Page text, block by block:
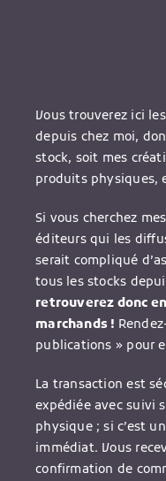
Vous trouverez ici
depuis chez moi,
stock, soit mes
produits physiques,
Si vous cherchez
éditeurs qui les
serait compliqué
tous les stocks
retrouverez donc
marchands !
publications » pour
La transaction est
expédiée avec suivi
physique ; si c’est
immédiat. Vous
confirmation de